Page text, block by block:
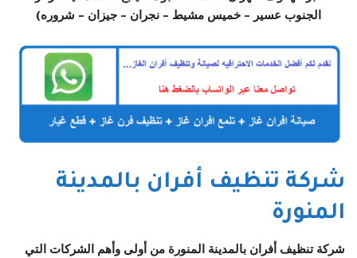
الجنوب عسير – خميس مشيط – نجران – جيزان – شروره)
شركة تنظيف أفران بالمدينة
المنورة
شركة تنظيف أفران بالمدينة المنورة من أولى وأهم الشركات التي